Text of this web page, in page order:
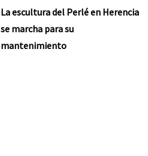
La escultura del Perlé en Herencia
se marcha para su
mantenimiento